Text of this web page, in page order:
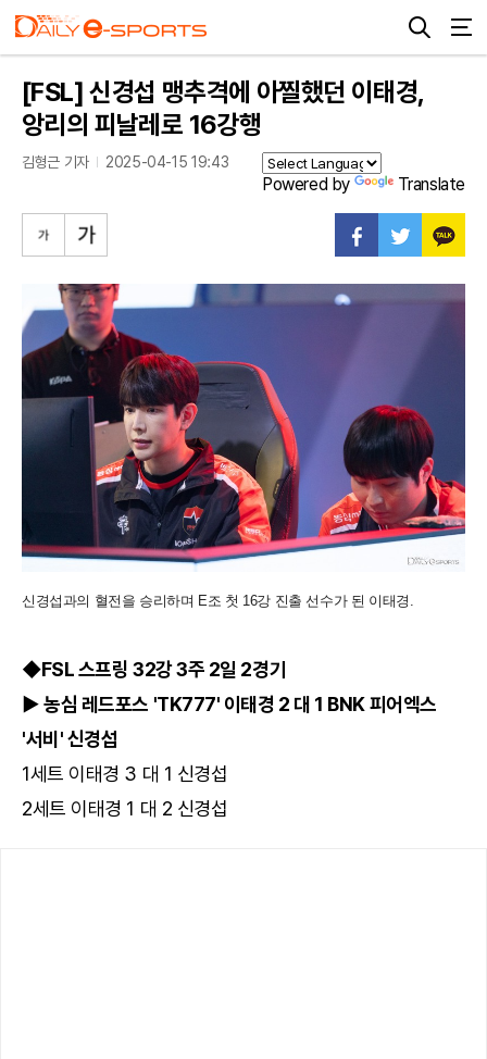
[FSL] 신경섭 맹추격에 아찔했던 이태경,
앙리의 피날레로 16강행
김형근 기자 2025-04-15 19:43
Powered by Translate
신경섭과의 혈전을 승리하며 E조 첫 16강 진출 선수가 된 이태경.
◆FSL 스프링 32강 3주 2일 2경기
▶ 농심 레드포스 'TK777' 이태경 2 대 1 BNK 피어엑스
'서비' 신경섭
1세트 이태경 3 대 1 신경섭
2세트 이태경 1 대 2 신경섭